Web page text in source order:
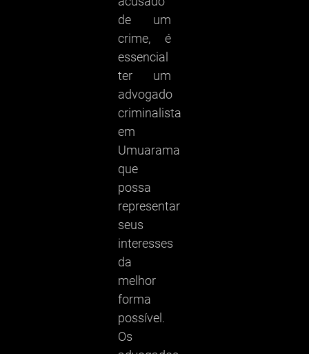
de um
crime, é
essencial
ter um
advogado
criminalista
em
Umuarama
que
possa
representar
seus
interesses
da
melhor
forma
possível.
Os